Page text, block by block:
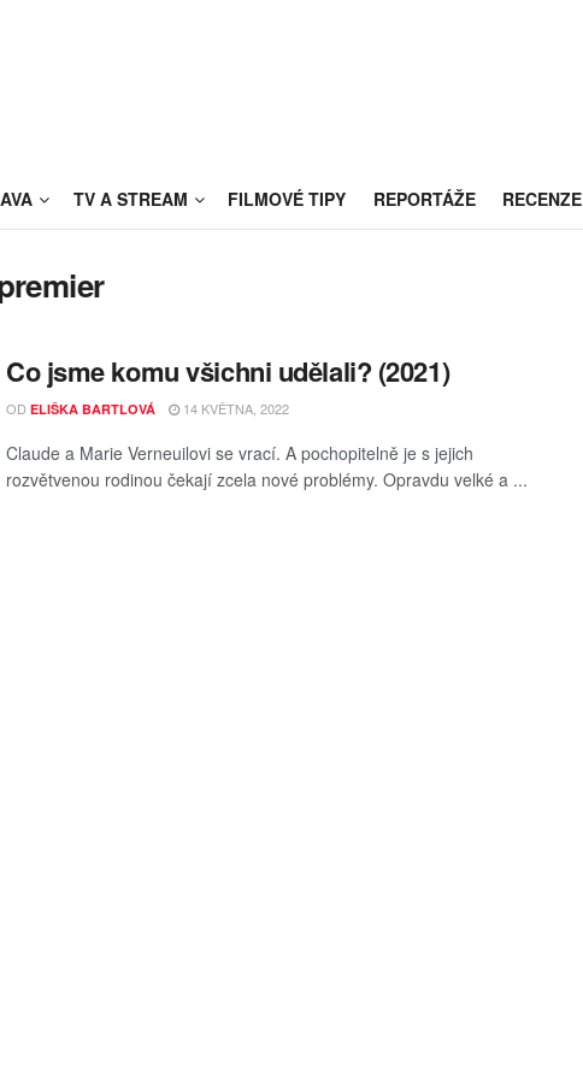
TV A STREAM FILMOVÉ TIPY REPORTÁŽE RECENZE
Co jsme komu všichni udělali? (2021)
OD ELIŠKA BARTLOVÁ 14 KVĚTNA, 2022
Claude a Marie Verneuilovi se vrací. A pochopitelně je s jejich
rozvětvenou rodinou čekají zcela nové problémy. Opravdu velké a ...